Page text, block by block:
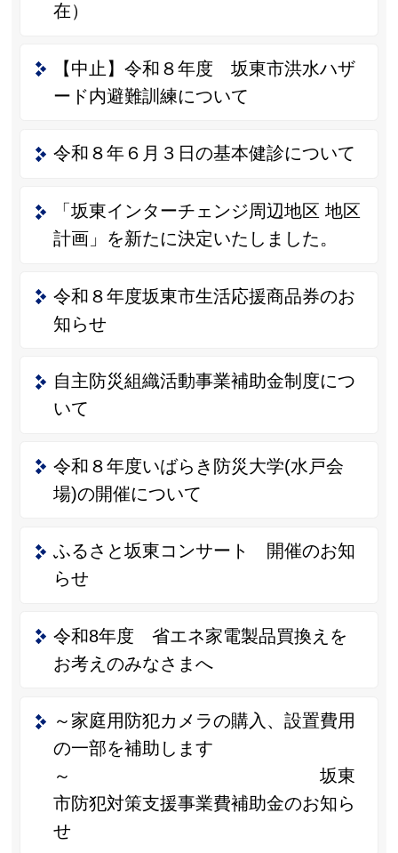
在）
【中止】令和８年度 坂東市洪水ハザ
ード内避難訓練について
令和８年６月３日の基本健診について
「坂東インターチェンジ周辺地区 地区
計画」を新たに決定いたしました。
令和８年度坂東市生活応援商品券のお
知らせ
自主防災組織活動事業補助金制度につ
いて
令和８年度いばらき防災大学(水戸会
場)の開催について
ふるさと坂東コンサート 開催のお知
らせ
令和8年度 省エネ家電製品買換えを
お考えのみなさまへ
～家庭用防犯カメラの購入、設置費用
の一部を補助します
～ 坂東
市防犯対策支援事業費補助金のお知ら
せ